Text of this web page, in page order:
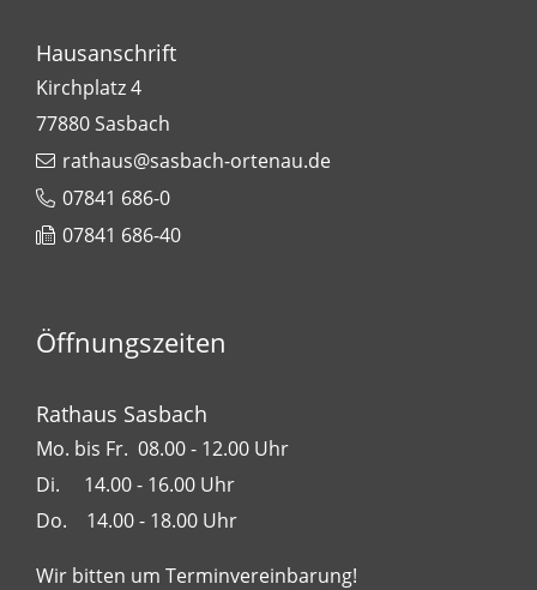
Hausanschrift
Kirchplatz 4
77880Sasbach
rathaus@sasbach-ortenau.de
07841 686-0
07841 686-40
Öffnungszeiten
Rathaus Sasbach
Mo. bis Fr. 08.00 - 12.00 Uhr
Di. 14.00 - 16.00 Uhr
Do. 14.00 - 18.00 Uhr
Wir bitten um Terminvereinbarung!